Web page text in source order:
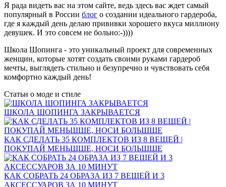
Я рада видеть вас на этом сайте, ведь здесь вас ждет самый
популярный в России блог о создании идеального гардероба,
где я каждый день делаю прививки хорошего вкуса миллиону
девушек. И это совсем не больно:-))))
Школа Шопинга - это уникальный проект для современных
женщин, которые хотят создать своими руками гардероб
мечты, выглядеть стильно и безупречно и чувствовать себя
комфортно каждый день!
Статьи о моде и стиле
ШКОЛА ШОПИНГА ЗАКРЫВАЕТСЯ
КАК СДЕЛАТЬ 35 КОМПЛЕКТОВ ИЗ 8 ВЕЩЕЙ |
ПОКУПАЙ МЕНЬШШЕ, НОСИ БОЛЬШШЕ
КАК СОБРАТЬ 24 ОБРАЗА ИЗ 7 ВЕЩЕЙ И 3
АКСЕССУАРОВ ЗА 10 МИНУТ